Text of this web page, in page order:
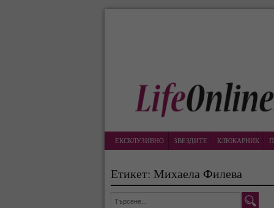
ЕКСКЛУЗИВНО ЗВЕЗДИТЕ КЛЮКАРНИК
Етикет: Михаела Филева